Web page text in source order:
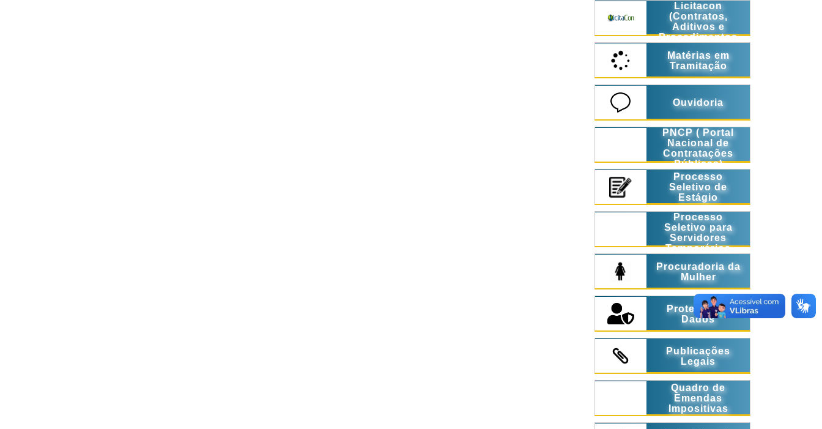
Licitacon
(Contratos,
Aditivos e
Procedimentos
Matérias em
Tramitação
Ouvidoria
PNCP ( Portal
Nacional de
Contratações
Públicas)
Processo
Seletivo de
Estágio
Processo
Seletivo para
Servidores
Temporários
Procuradoria da
Mulher
Proteção de
Dados
Publicações
Legais
Quadro de
Emendas
Impositivas